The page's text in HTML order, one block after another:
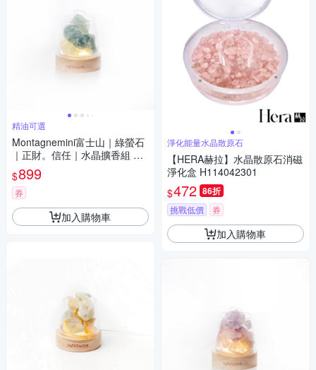
精油可選
Montagnemini富士山｜綠螢石
｜正財。信任｜水晶擴香組 精
油可選
$899
券
加入購物車
淨化能量水晶散原石
【HERA赫拉】水晶散原石消磁
淨化盒 H114042301
$472 86折
挑戰低價 券
加入購物車